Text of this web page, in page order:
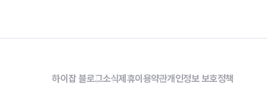
하이잡 블로그소식제휴이용약관개인정보 보호정책